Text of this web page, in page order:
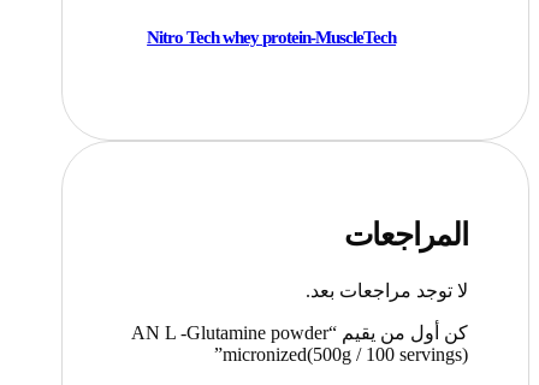
Nitro Tech whey protein-MuscleTech
المراجعات
لا توجد مراجعات بعد.
كن أول من يقيم “AN L -Glutamine powder
micronized(500g / 100 servings)”